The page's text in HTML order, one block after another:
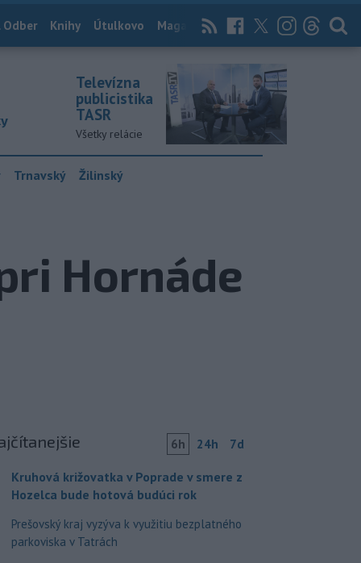
Odber Knihy Útulkovo Magazín News Now Archív
Televízna
publicistika
TASR
Všetky relácie
Trnavský Žilinský
Hornáde
6h 24h 7d
Kruhová križovatka v Poprade v smere z
Hozelca bude hotová budúci rok
Prešovský kraj vyzýva k využitiu bezplatného
parkoviska v Tatrách